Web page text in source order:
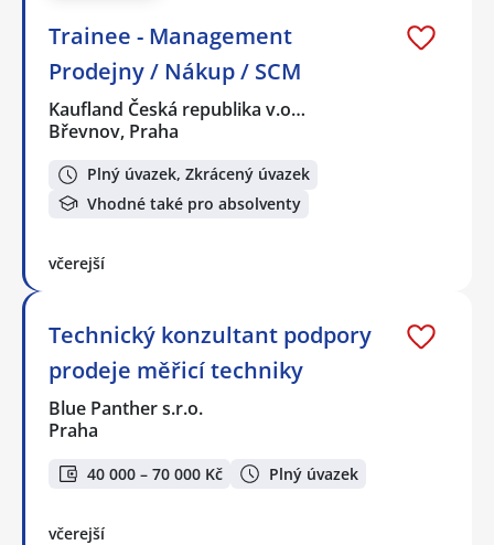
Trainee - Management
Prodejny / Nákup / SCM
Kaufland Česká republika v.o…
Břevnov, Praha
Plný úvazek, Zkrácený úvazek
Vhodné také pro absolventy
včerejší
Technický konzultant podpory
prodeje měřicí techniky
Blue Panther s.r.o.
Praha
40 000 – 70 000 Kč Plný úvazek
včerejší